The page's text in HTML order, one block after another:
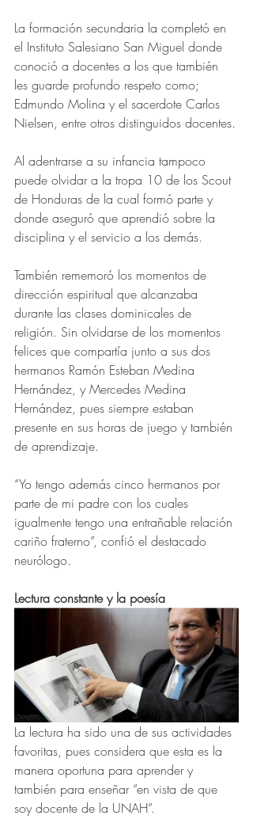
La formación secundaria la completó en
el Instituto Salesiano San Miguel donde
conoció a docentes a los que también
les guarde profundo respeto como;
Edmundo Molina y el sacerdote Carlos
Nielsen, entre otros distinguidos docentes.
Al adentrarse a su infancia tampoco
puede olvidar a la tropa 10 de los Scout
de Honduras de la cual formó parte y
donde aseguró que aprendió sobre la
disciplina y el servicio a los demás.
También rememoró los momentos de
dirección espiritual que alcanzaba
durante las clases dominicales de
religión. Sin olvidarse de los momentos
felices que compartía junto a sus dos
hermanos Ramón Esteban Medina
Hernández, y Mercedes Medina
Hernández, pues siempre estaban
presente en sus horas de juego y también
de aprendizaje.
“Yo tengo además cinco hermanos por
parte de mi padre con los cuales
igualmente tengo una entrañable relación
cariño fraterno”, confió el destacado
neurólogo.
Lectura constante y la poesía
La lectura ha sido una de sus actividades
favoritas, pues considera que esta es la
manera oportuna para aprender y
también para enseñar “en vista de que
soy docente de la UNAH”.